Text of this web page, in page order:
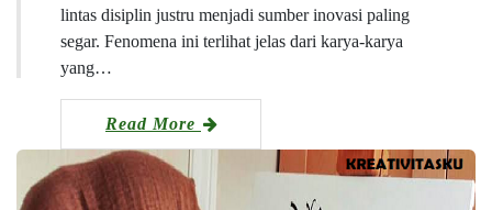
lintas disiplin justru menjadi sumber inovasi paling
segar. Fenomena ini terlihat jelas dari karya-karya
yang…
Read More